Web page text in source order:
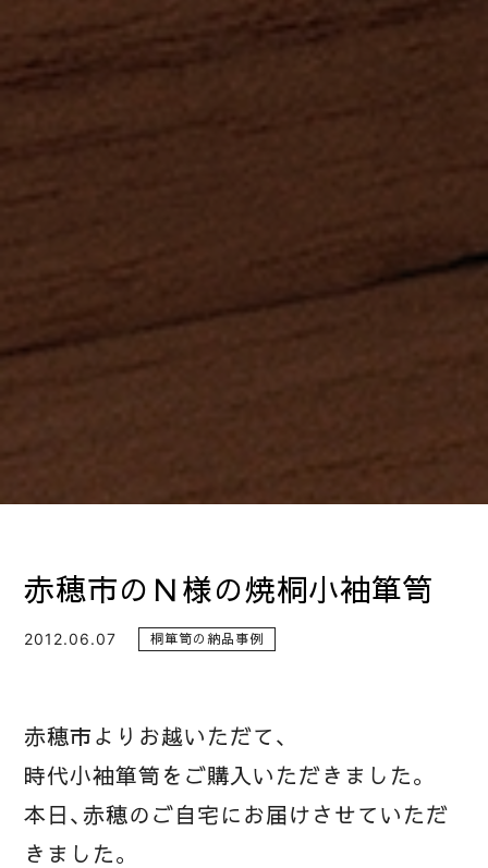
赤穂市のＮ様の焼桐小袖箪笥
2012.06.07 桐箪笥の納品事例
赤穂市よりお越いただて、
時代小袖箪笥をご購入いただきました。
本日、赤穂のご自宅にお届けさせていただ
きました。